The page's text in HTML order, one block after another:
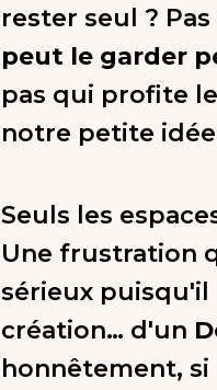
rester seul ?
peut le garder
pas qui profite
notre petite
Seuls les
Une frustration
sérieux
création… d'un
honnêtement,